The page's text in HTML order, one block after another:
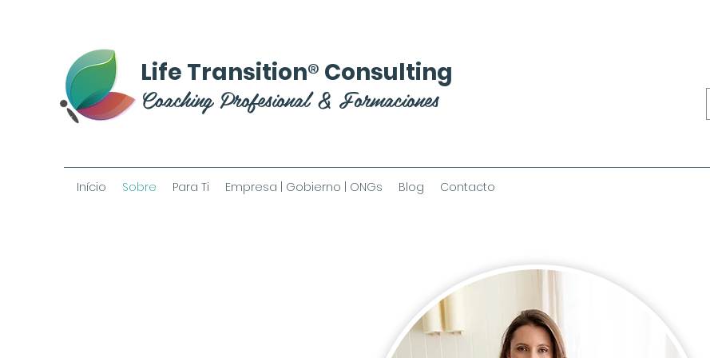
Início Sobre Para Ti Empresa | Gobierno | ONGs Blog Contacto
Life Transition® Consulting
Coaching Profesional & Formaciones